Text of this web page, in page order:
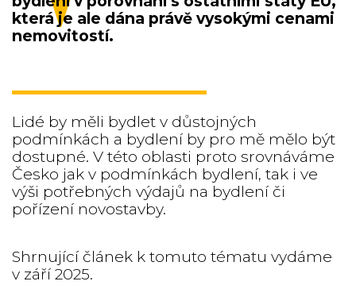
která je ale dána právě vysokými cenami
nemovitostí.
Lidé by měli bydlet v důstojných
podmínkách a bydlení by pro mě mělo být
dostupné. V této oblasti proto srovnáváme
Česko jak v podmínkách bydlení, tak i ve
výši potřebných výdajů na bydlení či
pořízení novostavby.
Shrnující článek k tomuto tématu vydáme
v září 2025.